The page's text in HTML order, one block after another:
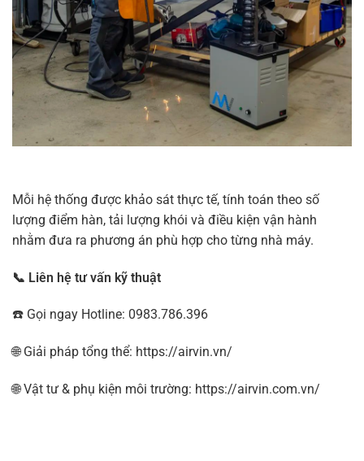
Mỗi hệ thống được khảo sát thực tế, tính toán theo số
lượng điểm hàn, tải lượng khói và điều kiện vận hành
nhằm đưa ra phương án phù hợp cho từng nhà máy.
📞 Liên hệ tư vấn kỹ thuật
☎️ Gọi ngay Hotline: 0983.786.396
🌐 Giải pháp tổng thể: https://airvin.vn/
🌐 Vật tư & phụ kiện môi trường: https://airvin.com.vn/